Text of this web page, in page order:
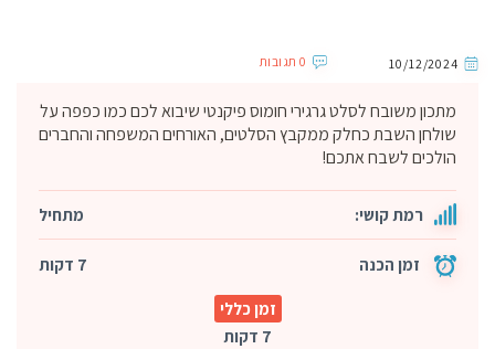
10/12/2024 0 תגובות
מתכון משובח לסלט גרגירי חומוס פיקנטי שיבוא לכם כמו כפפה על
שולחן השבת כחלק ממקבץ הסלטים, האורחים המשפחה והחברים
הולכים לשבח אתכם!
רמת קושי: מתחיל
זמן הכנה 7 דקות
זמן כללי
7 דקות